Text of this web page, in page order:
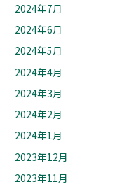
2024年7月
2024年6月
2024年5月
2024年4月
2024年3月
2024年2月
2024年1月
2023年12月
2023年11月